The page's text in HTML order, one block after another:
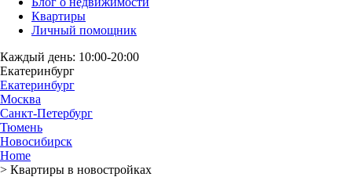
Квартиры
Личный помощник
Каждый день: 10:00-20:00
Екатеринбург
Екатеринбург
Москва
Санкт-Петербург
Тюмень
Новосибирск
Home
> Квартиры в новостройках